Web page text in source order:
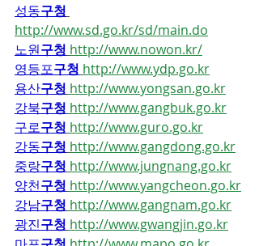
성동구청
http://www.sd.go.kr/sd/main.do
노원구청 http://www.nowon.kr/
영등포구청 http://www.ydp.go.kr
용산구청 http://www.yongsan.go.kr
강북구청 http://www.gangbuk.go.kr
구로구청 http://www.guro.go.kr
강동구청 http://www.gangdong.go.kr
중랑구청 http://www.jungnang.go.kr
양천구청 http://www.yangcheon.go.kr
강남구청 http://www.gangnam.go.kr
광진구청 http://www.gwangjin.go.kr